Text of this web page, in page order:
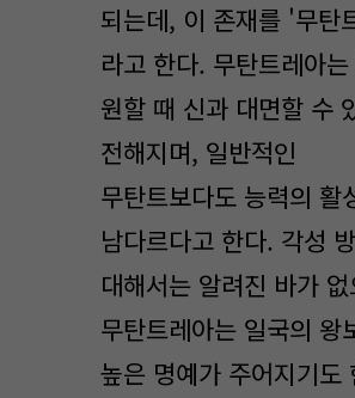
되는데, 이 존재를 '무탄
라고 한다. 무탄트레아
원할 때 신과 대면할 수
전해지며, 일반적인
무탄트보다도 능력의 활
남다르다고 한다. 각성
대해서는 알려진 바가
무탄트레아는 일국의 왕
높은 명예가 주어지기도